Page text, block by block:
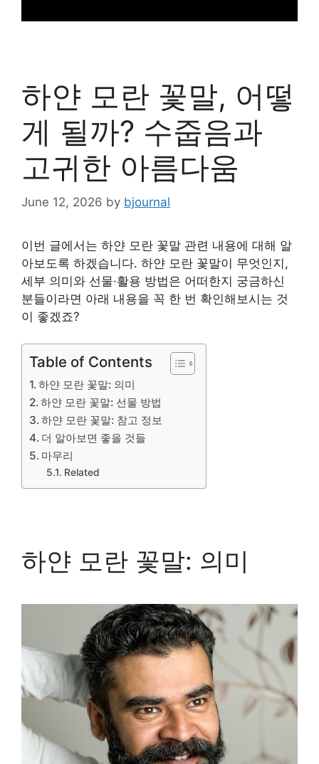
하얀 모란 꽃말, 어떻
게 될까? 수줍음과
고귀한 아름다움
June 12, 2026 by bjournal
이번 글에서는 하얀 모란 꽃말 관련 내용에 대해 알
아보도록 하겠습니다. 하얀 모란 꽃말이 무엇인지,
세부 의미와 선물·활용 방법은 어떠한지 궁금하신
분들이라면 아래 내용을 꼭 한 번 확인해보시는 것
이 좋겠죠?
Table of Contents
하얀 모란 꽃말: 의미
하얀 모란 꽃말: 선물 방법
하얀 모란 꽃말: 참고 정보
더 알아보면 좋을 것들
마무리
Related
하얀 모란 꽃말: 의미